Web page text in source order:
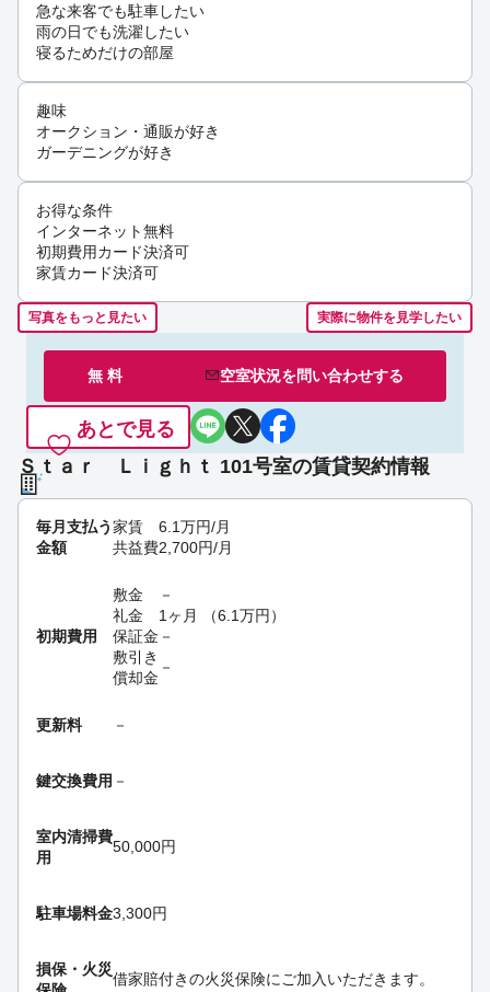
急な来客でも駐車したい
雨の日でも洗濯したい
寝るためだけの部屋
趣味
オークション・通販が好き
ガーデニングが好き
お得な条件
インターネット無料
初期費用カード決済可
家賃カード決済可
写真をもっと見たい 実際に物件を見学したい
無 料 空室状況を問い合わせする
あとで見る
Ｓｔａｒ Ｌｉｇｈｔ 101号室の賃貸契約情報
毎月支払う
金額
家賃 6.1万円/月
共益費2,700円/月
初期費用
敷金
－
礼金
1ヶ月 （6.1万円 ）
保証金 －
敷引き
償却金
－
更新料 －
鍵交換費用 －
室内清掃費
用
50,000円
駐車場料金3,300円
損保・ 火災
借家賠付きの火災保険にご加入いただきます。